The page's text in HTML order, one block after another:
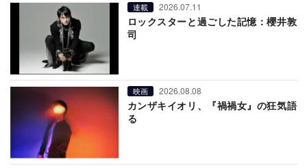
連載 2026.07.11
ロックスターと過ごした記憶：櫻井敦
司
映画 2026.08.08
カンザキイオリ、『禍禍女』の狂気語
る